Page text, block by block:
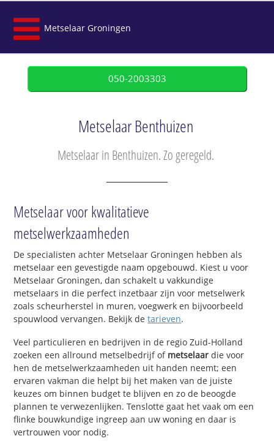
Metselaar Groningen
050-2003303
Metselaar Benthuizen
Metselaar in Benthuizen. Zo geregeld.
Metselaar voor kwalitatieve
metselwerkzaamheden
De specialisten achter Metselaar Groningen hebben als
metselaar een gevestigde naam opgebouwd. Kiest u voor
Metselaar Groningen, dan schakelt u vakkundige
metselaars in die perfect inzetbaar zijn voor metselwerk
zoals scheurherstel in muren, voegwerk en bijvoorbeeld
spouwlood vervangen. Bekijk detarieven.
Veel particulieren en bedrijven in de regio Zuid-Holland
zoeken een allround metselbedrijf of metselaar die voor
hen de metselwerkzaamheden uit handen neemt; een
ervaren vakman die helpt bij het maken van de juiste
keuzes om binnen budget te blijven en zo de beoogde
plannen te verwezenlijken. Tenslotte gaat het vaak om een
flinke bouwkundige ingreep aan uw woning en daar is
vertrouwen voor nodig.